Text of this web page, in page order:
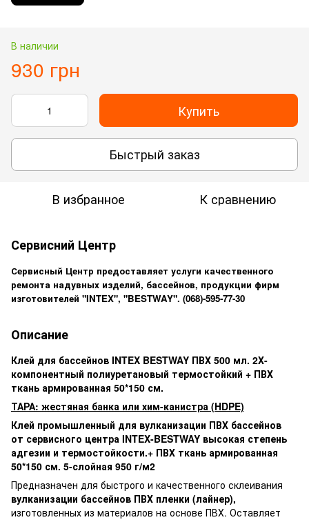
В наличии
930 грн
Купить
Быстрый заказ
В избранное К сравнению
Сервисний Центр
Сервисный Центр предоставляет услуги качественного
ремонта надувных изделий, бассейнов, продукции фирм
изготовителей "INTEX", "BESTWAY". (068)-595-77-30
Описание
Клей для бассейнов INTEX BESTWAY ПВХ 500 мл. 2Х-
компонентный полиуретановый термостойкий + ПВХ
ткань армированная 50*150 см.
ТАРА: жестяная банка или хим-канистра (HDPE)
Клей промышленный для вулканизации ПВХ бассейнов
от сервисного центра INTEX-BESTWAY высокая степень
адгезии и термостойкости.+ ПВХ ткань армированная
50*150 см. 5-слойная 950 г/м2
Предназначен для быстрого и качественного склеивания
вулканизации бассейнов ПВХ пленки (лайнер),
изготовленных из материалов на основе ПВХ. Оставляет